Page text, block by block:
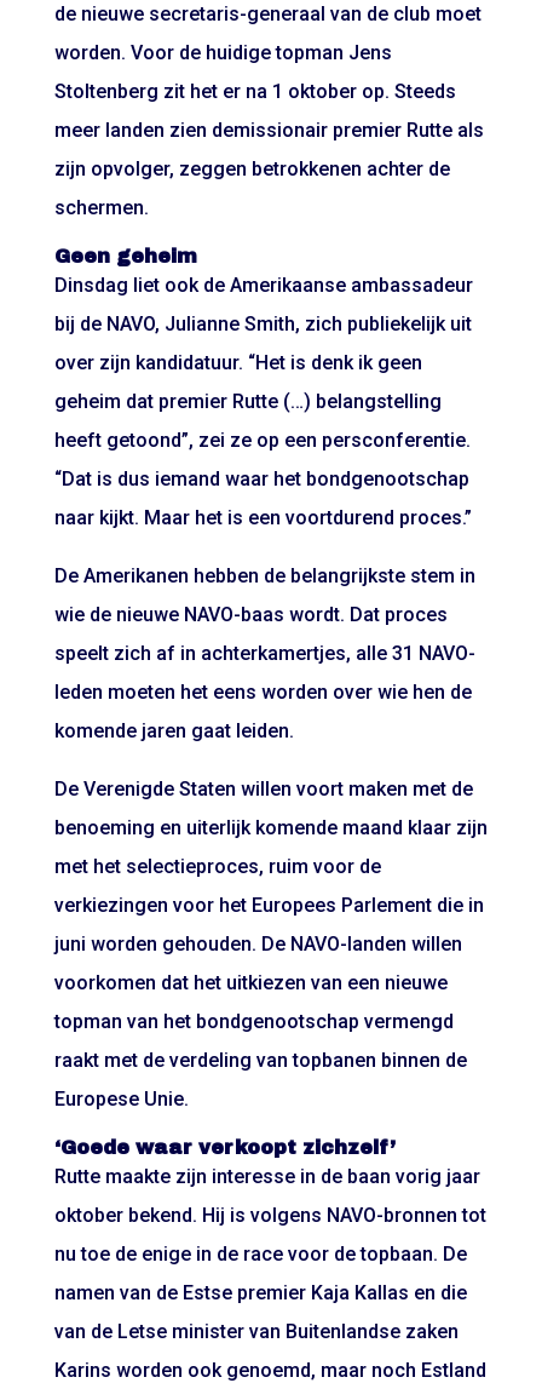
de nieuwe secretaris-generaal van de club moet
worden. Voor de huidige topman Jens
Stoltenberg zit het er na 1 oktober op. Steeds
meer landen zien demissionair premier Rutte als
zijn opvolger, zeggen betrokkenen achter de
schermen.
Geen geheim
Dinsdag liet ook de Amerikaanse ambassadeur
bij de NAVO, Julianne Smith, zich publiekelijk uit
over zijn kandidatuur. “Het is denk ik geen
geheim dat premier Rutte (…) belangstelling
heeft getoond”, zei ze op een persconferentie.
“Dat is dus iemand waar het bondgenootschap
naar kijkt. Maar het is een voortdurend proces.”
De Amerikanen hebben de belangrijkste stem in
wie de nieuwe NAVO-baas wordt. Dat proces
speelt zich af in achterkamertjes, alle 31 NAVO-
leden moeten het eens worden over wie hen de
komende jaren gaat leiden.
De Verenigde Staten willen voort maken met de
benoeming en uiterlijk komende maand klaar zijn
met het selectieproces, ruim voor de
verkiezingen voor het Europees Parlement die in
juni worden gehouden. De NAVO-landen willen
voorkomen dat het uitkiezen van een nieuwe
topman van het bondgenootschap vermengd
raakt met de verdeling van topbanen binnen de
Europese Unie.
‘Goede waar verkoopt zichzelf’
Rutte maakte zijn interesse in de baan vorig jaar
oktober bekend. Hij is volgens NAVO-bronnen tot
nu toe de enige in de race voor de topbaan. De
namen van de Estse premier Kaja Kallas en die
van de Letse minister van Buitenlandse zaken
Karins worden ook genoemd, maar noch Estland